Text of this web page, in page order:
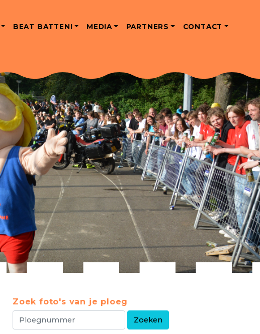
BEAT BATTEN! MEDIA PARTNERS CONTACT
Zoek foto's van je ploeg